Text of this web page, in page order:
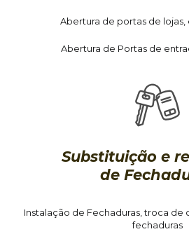
Abertura de portas de lojas,
Abertura de Portas de
Substituição e
de
Instalação de Fechaduras, troca de
fechaduras